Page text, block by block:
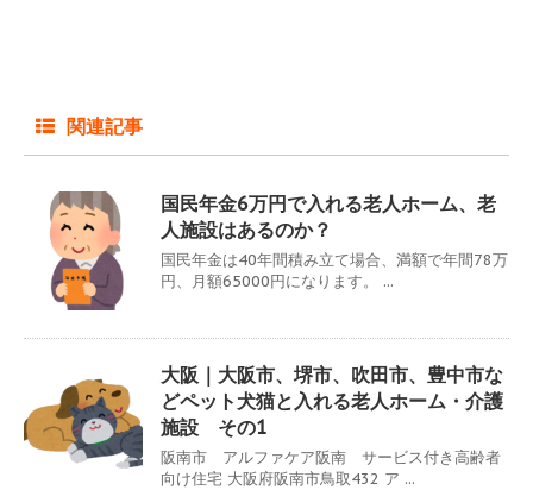
関連記事
国民年金6万円で入れる老人ホーム、老
人施設はあるのか？
国民年金は40年間積み立て場合、満額で年間78万
円、月額65000円になります。 ...
大阪｜大阪市、堺市、吹田市、豊中市な
どペット犬猫と入れる老人ホーム・介護
施設 その1
阪南市 アルファケア阪南 サービス付き高齢者
向け住宅 大阪府阪南市鳥取432 ア ...